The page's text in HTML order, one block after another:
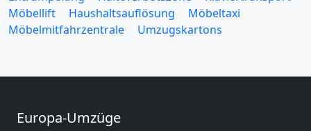
Möbellift
Haushaltsauflösung
Möbeltaxi
Möbelmitfahrzentrale
Umzugskartons
Europa-Umzüge